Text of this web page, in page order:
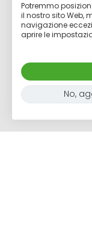
Potremmo
il nostro sito Web,
navigazione
aprire le
No,